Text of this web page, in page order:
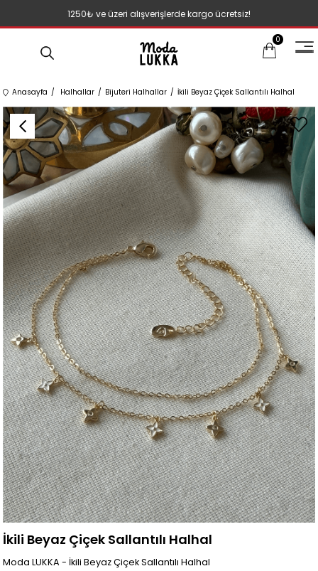
1250₺ ve üzeri alışverişlerde kargo ücretsiz!
0
Anasayfa Halhallar Bijuteri Halhallar İkili Beyaz Çiçek Sallantılı Halhal
İkili Beyaz Çiçek Sallantılı Halhal
Moda LUKKA - İkili Beyaz Çiçek Sallantılı Halhal